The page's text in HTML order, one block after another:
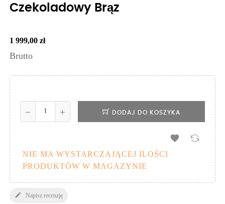
Czekoladowy Brąz
1 999,00 zł
Brutto
DODAJ DO KOSZYKA

NIE MA WYSTARCZAJĄCEJ ILOŚCI
PRODUKTÓW W MAGAZYNIE
 Napisz recenzję